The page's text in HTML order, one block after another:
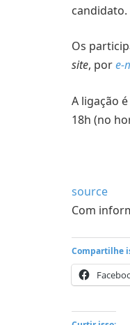
candidato.
Os
site, pore-
A ligação
18h (no
source
Com
Compartilhe